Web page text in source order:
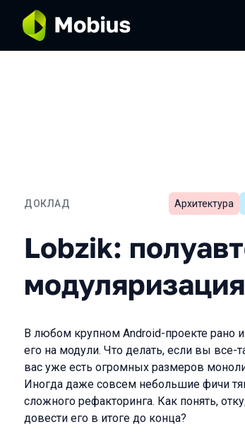
ДОКЛАД
Lobzik:
Архитектура
Lobzik:
В любом крупном Android-проекте рано
его на модули. Что делать, если вы
вас уже есть огромных размеров
Иногда даже совсем небольшие фичи
сложного рефакторинга. Как понять,
довести его в итоге до конца?